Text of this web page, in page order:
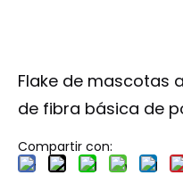
Flake de mascotas
de fibra básica de
Compartir con: